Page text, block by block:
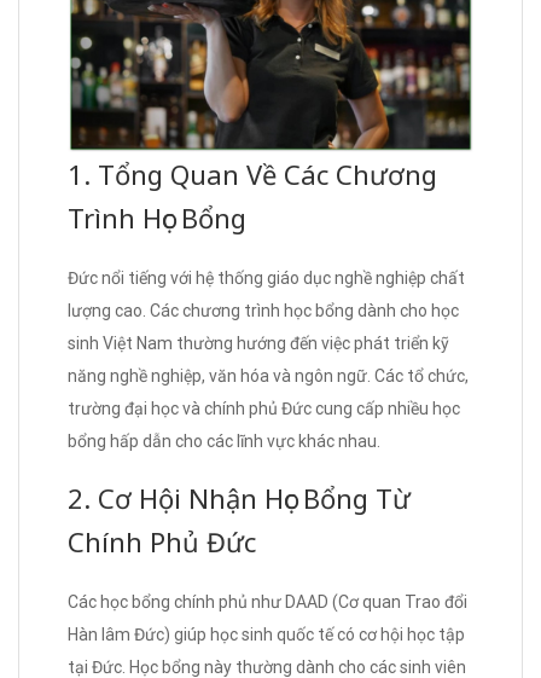
1. Tổng Quan Về Các Chương
Trình Học Bổng
Đức nổi tiếng với hệ thống giáo dục nghề nghiệp chất
lượng cao. Các chương trình học bổng dành cho học
sinh Việt Nam thường hướng đến việc phát triển kỹ
năng nghề nghiệp, văn hóa và ngôn ngữ. Các tổ chức,
trường đại học và chính phủ Đức cung cấp nhiều học
bổng hấp dẫn cho các lĩnh vực khác nhau.
2. Cơ Hội Nhận Học Bổng Từ
Chính Phủ Đức
Các học bổng chính phủ như DAAD (Cơ quan Trao đổi
Hàn lâm Đức) giúp học sinh quốc tế có cơ hội học tập
tại Đức. Học bổng này thường dành cho các sinh viên